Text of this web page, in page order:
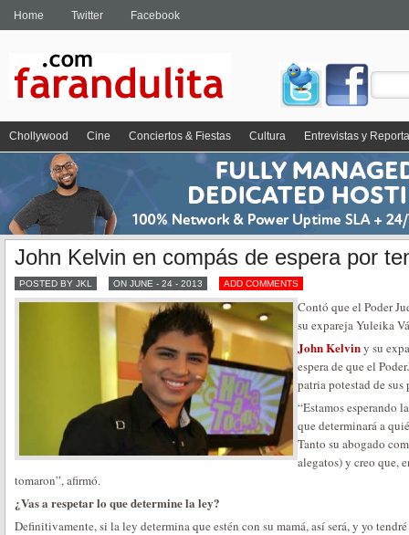
Home Twitter Facebook
Chollywood Cine Conciertos & Fiestas Cultura Entrevistas y
John Kelvin en compás de espera por
POSTED BY JKL ON JUNE - 24 - 2013 ADD COMMENTS
Contó que el Poder
su expareja Yuleika
John Kelviny su
espera de que el
patria potestad de sus
“Estamos esperando
que determinará a
Tanto su abogado
alegatos) y creo que,
tomaron”, afirmó.
¿Vas a respetar lo que determine la ley?
Definitivamente, si la ley determina que estén con su mamá, así será, y yo